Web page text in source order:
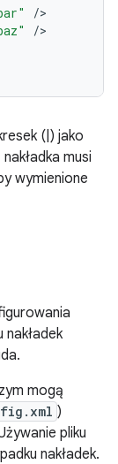
/
/
(|) jako
musi
wymienione
mogą
)
pliku
nakładek.